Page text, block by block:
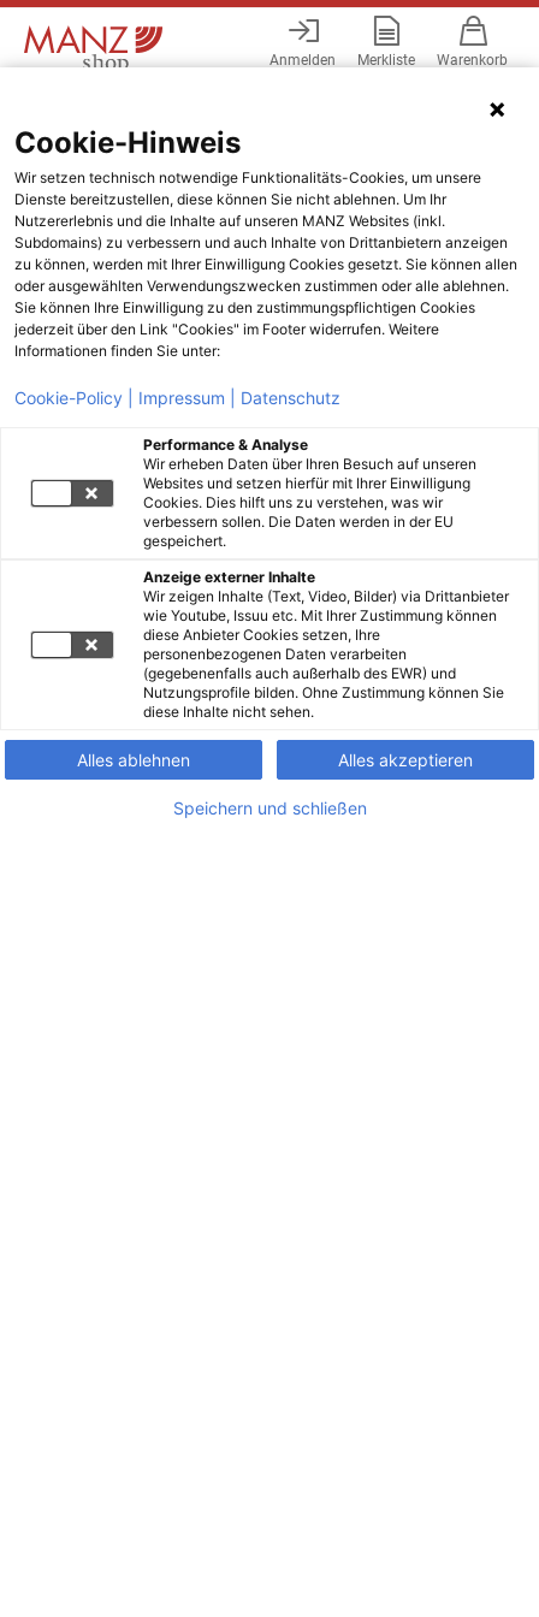
Anmelden Merkliste Warenkorb
Cookie-Hinweis
Wir setzen technisch notwendige Funktionalitäts-Cookies, um unsere
Dienste bereitzustellen, diese können Sie nicht ablehnen. Um Ihr
Nutzererlebnis und die Inhalte auf unseren MANZ Websites (inkl.
Subdomains) zu verbessern und auch Inhalte von Drittanbietern anzeigen
zu können, werden mit Ihrer Einwilligung Cookies gesetzt. Sie können allen
oder ausgewählten Verwendungszwecken zustimmen oder alle ablehnen.
Sie können Ihre Einwilligung zu den zustimmungspflichtigen Cookies
jederzeit über den Link "Cookies" im Footer widerrufen. Weitere
Informationen finden Sie unter:
Cookie-Policy | Impressum | Datenschutz
Performance & Analyse
Wir erheben Daten über Ihren Besuch auf unseren
Websites und setzen hierfür mit Ihrer Einwilligung
Cookies. Dies hilft uns zu verstehen, was wir
verbessern sollen. Die Daten werden in der EU
gespeichert.
Anzeige externer Inhalte
Wir zeigen Inhalte (Text, Video, Bilder) via Drittanbieter
wie Youtube, Issuu etc. Mit Ihrer Zustimmung können
diese Anbieter Cookies setzen, Ihre
personenbezogenen Daten verarbeiten
(gegebenenfalls auch außerhalb des EWR) und
Nutzungsprofile bilden. Ohne Zustimmung können Sie
diese Inhalte nicht sehen.
Alles ablehnen Alles akzeptieren
Speichern und schließen